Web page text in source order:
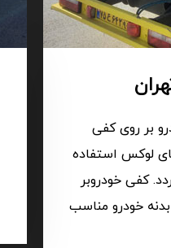
بر روی کفی
لوکس استفاده
کفی خودروبر
خودرو مناسب